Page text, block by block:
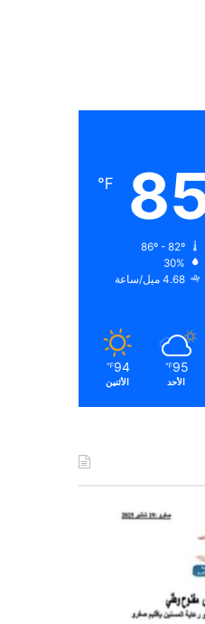
℉
30%
4.68 ميل/ساعة
95
℉
الأحد
94
℉
الأثنين